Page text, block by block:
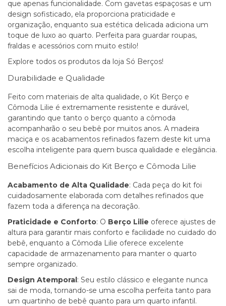
que apenas funcionalidade. Com gavetas espaçosas e um
design sofisticado, ela proporciona praticidade e
organização, enquanto sua estética delicada adiciona um
toque de luxo ao quarto. Perfeita para guardar roupas,
fraldas e acessórios com muito estilo!
Explore todos os produtos da loja Só Berços!
Durabilidade e Qualidade
Feito com materiais de alta qualidade, o Kit Berço e
Cômoda Lilie é extremamente resistente e durável,
garantindo que tanto o berço quanto a cômoda
acompanharão o seu bebê por muitos anos. A madeira
maciça e os acabamentos refinados fazem deste kit uma
escolha inteligente para quem busca qualidade e elegância.
Benefícios Adicionais do Kit Berço e Cômoda Lilie
Acabamento de Alta Qualidade: Cada peça do kit foi
cuidadosamente elaborada com detalhes refinados que
fazem toda a diferença na decoração.
Praticidade e Conforto: O Berço Lilie oferece ajustes de
altura para garantir mais conforto e facilidade no cuidado do
bebê, enquanto a Cômoda Lilie oferece excelente
capacidade de armazenamento para manter o quarto
sempre organizado.
Design Atemporal: Seu estilo clássico e elegante nunca
sai de moda, tornando-se uma escolha perfeita tanto para
um quartinho de bebê quanto para um quarto infantil.